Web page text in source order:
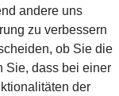
andere uns
zu verbessern
ob Sie die
Sie, dass bei einer
der